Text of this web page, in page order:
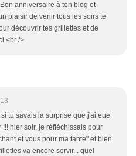
anniversaire à ton blog et
plaisir de venir tous les soirs te
découvrir tes grillettes et de
/>
tu savais la surprise que j'ai eue
hier soir, je réfléchissais pour
et vous pour ma tante" et bien
va encore servir... quel